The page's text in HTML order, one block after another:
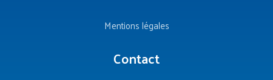
Mentions légales
Contact